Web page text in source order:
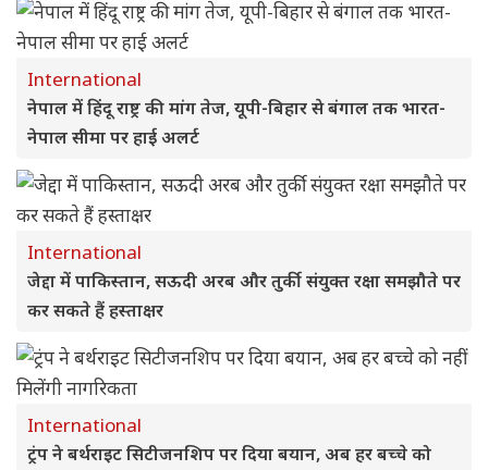
International
नेपाल में हिंदू राष्ट्र की मांग तेज, यूपी-बिहार से बंगाल तक भारत-
नेपाल सीमा पर हाई अलर्ट
International
जेद्दा में पाकिस्तान, सऊदी अरब और तुर्की संयुक्त रक्षा समझौते पर
कर सकते हैं हस्ताक्षर
International
ट्रंप ने बर्थराइट सिटीजनशिप पर दिया बयान, अब हर बच्चे को